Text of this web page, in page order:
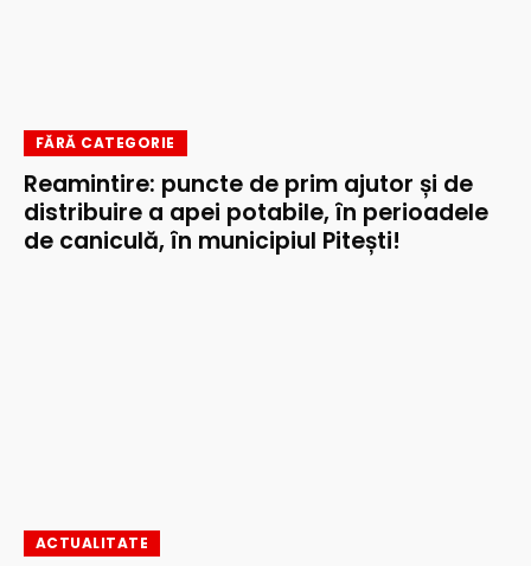
FĂRĂ CATEGORIE
Reamintire: puncte de prim ajutor și de
distribuire a apei potabile, în perioadele
de caniculă, în municipiul Pitești!
ACTUALITATE